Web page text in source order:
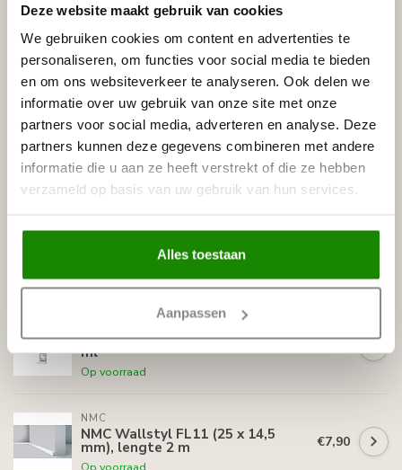
Deze website maakt gebruik van cookies
We gebruiken cookies om content en advertenties te
personaliseren, om functies voor social media te bieden
en om ons websiteverkeer te analyseren. Ook delen we
informatie over uw gebruik van onze site met onze
partners voor social media, adverteren en analyse. Deze
partners kunnen deze gegevens combineren met andere
informatie die u aan ze heeft verstrekt of die ze hebben
verzameld op basis van uw gebruik van hun services.
Alles toestaan
Aanpassen
Het CANELÉ L wandpaneel is 30 cm breed en 2 mtr lang.
Deze afmetingen verbeteren het lineaire ontwerp,
verminderen het aantal verbindingen dat bij de installatie
nodig is en vergemakkelijken een snelle installatie met
ADEFIX®PLUS-lijm. De CANELÉ L wordt geleverd in de
grondverf en is klaar om geschilderd te worden. De Canele
L is ook vochtbestendig en ook ideaal in vochtige ruimtes.
Specificaties
Reviews
Gerelateerde producten
NMC Adefix PLUS lijmkoker 290
ml
Op voorraad
NMC
NMC Wallstyl FL11 (25 x 14,5
mm), lengte 2 m €7,90